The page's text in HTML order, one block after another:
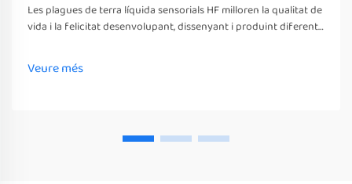
Les plagues de terra líquida sensorials HF milloren la qualitat de
vida i la felicitat desenvolupant, dissenyant i produint diferents
equips poden estimular els seus sentits
Veure més